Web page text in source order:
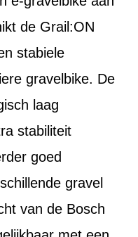
de Grail:ON
stabiele
gravelbike. De
laag
stabiliteit
goed
gravel
van de Bosch